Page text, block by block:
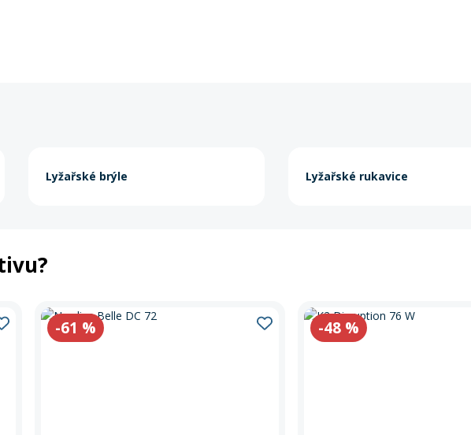
Lyžařské brýle Lyžařské rukavice
-61 % -48 %